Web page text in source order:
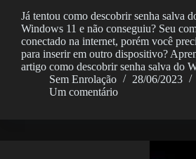
Já tentou como descobrir senha salva
Windows 11 e não conseguiu? Seu
conectado na internet, porém você
para inserir em outro dispositivo?
artigo como descobrir senha salva do
Sem Enrolação
28/06/2023
Um comentário